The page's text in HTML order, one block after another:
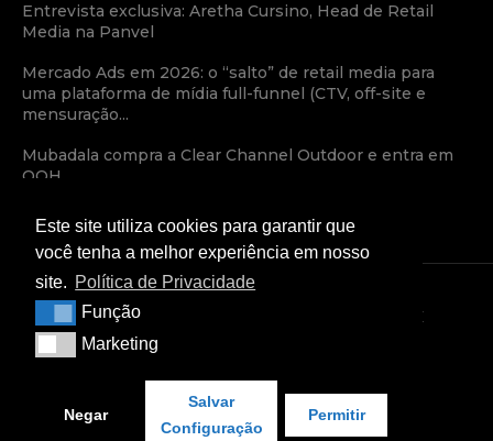
Entrevista exclusiva: Aretha Cursino, Head de Retail
Media na Panvel
Mercado Ads em 2026: o “salto” de retail media para
uma plataforma de mídia full-funnel (CTV, off-site e
mensuração...
Mubadala compra a Clear Channel Outdoor e entra em
OOH
TERMOS E CONDIÇÕES
POLÍTICA DE PRIVACIDADE
CONDIÇÕES COMERCIAIS
Copyright © 2024 — Retail Media News
Este site utiliza cookies para garantir que
você tenha a melhor experiência em nosso
site. Política de Privacidade
FunçãoFunção
MarketingMarketing
Negar
Salvar
Configuração
Permitir